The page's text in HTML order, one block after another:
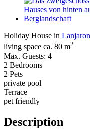
Holiday House in Lanjaron
living space ca. 80 m2
Max. Guests: 4
2 Bedrooms
2 Pets
private pool
Terrace
pet friendly
Description